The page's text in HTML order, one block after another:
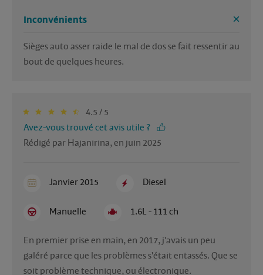
Inconvénients
Sièges auto asser raide le mal de dos se fait ressentir au
bout de quelques heures.
4.5 / 5
Avez-vous trouvé cet avis utile ?
Rédigé par Hajanirina, en juin 2025
Janvier 2015 Diesel
Manuelle 1.6L - 111 ch
En premier prise en main, en 2017, j'avais un peu
galéré parce que les problèmes s'était entassés. Que se
soit problème technique, ou électronique.